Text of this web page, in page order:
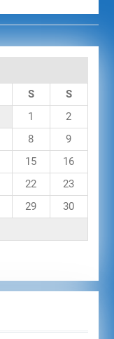
S
S
1
2
8
9
15
16
22
23
29
30